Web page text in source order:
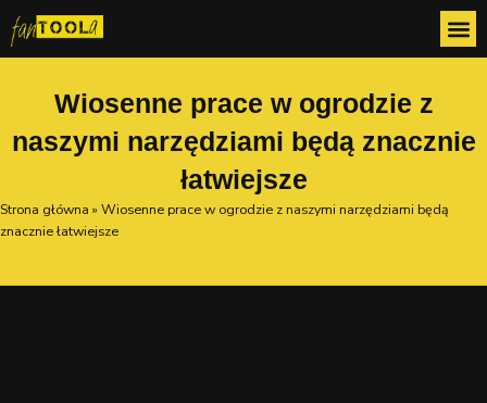
Przejdź
do
treści
Wiosenne prace w ogrodzie z
naszymi narzędziami będą znacznie
łatwiejsze
Strona główna » Wiosenne prace w ogrodzie z naszymi narzędziami będą
znacznie łatwiejsze